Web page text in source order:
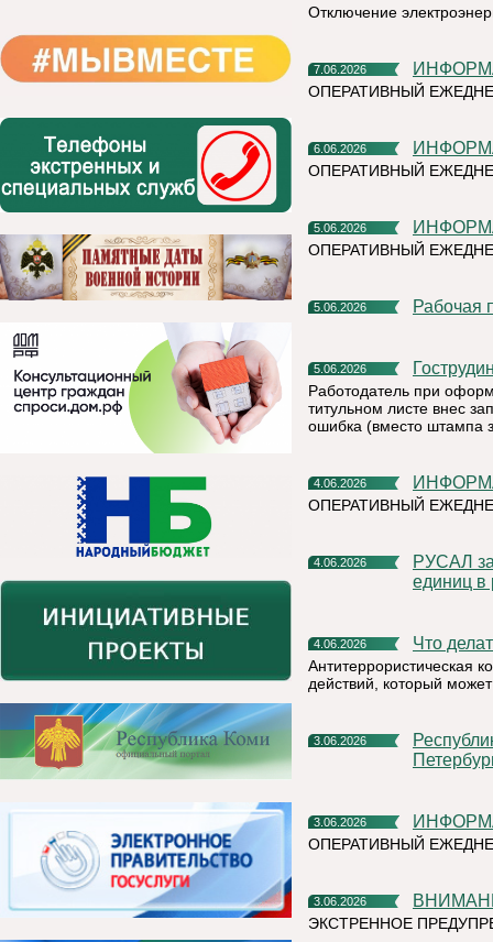
Отключение
7.06.2026
ОПЕРАТИВНЫЙ
6.06.2026
ОПЕРАТИВНЫЙ
5.06.2026
ОПЕРАТИВНЫЙ
5.06.2026
5.06.2026
Работодатель при
титульном листе внес
ошибка (вместо штампа
4.06.2026
ОПЕРАТИВНЫЙ
4.06.2026
РУСАЛ заключил крупнейшую сделку по продаже углеродных
единиц в
4.06.2026 Что
Антитеррористическая
действий, который
3.06.2026
Республика Коми представит свой потенциал на XXIX
3.06.2026
ОПЕРАТИВНЫЙ
3.06.2026
ЭКСТРЕННОЕ